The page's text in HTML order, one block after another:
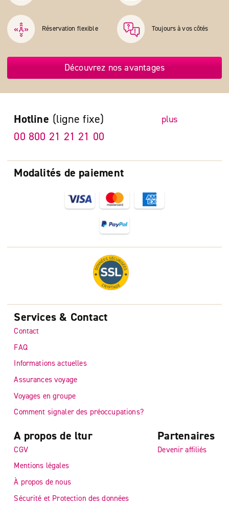
Réservation flexible Toujours à vos côtés
Découvrez nos avantages
Modalités de paiement
Hotline (ligne fixe) plus
00 800 21 21 21 00
Services & Contact
Contact
FAQ
Informations actuelles
Assurances voyage
Voyages en groupe
Comment signaler des préoccupations?
A propos de ltur
CGV
Mentions légales
À propos de nous
Sécurité et Protection des données
Partenaires
Devenir affiliés